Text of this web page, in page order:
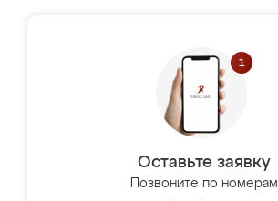
Оставьте заявку
Позвоните по номерам